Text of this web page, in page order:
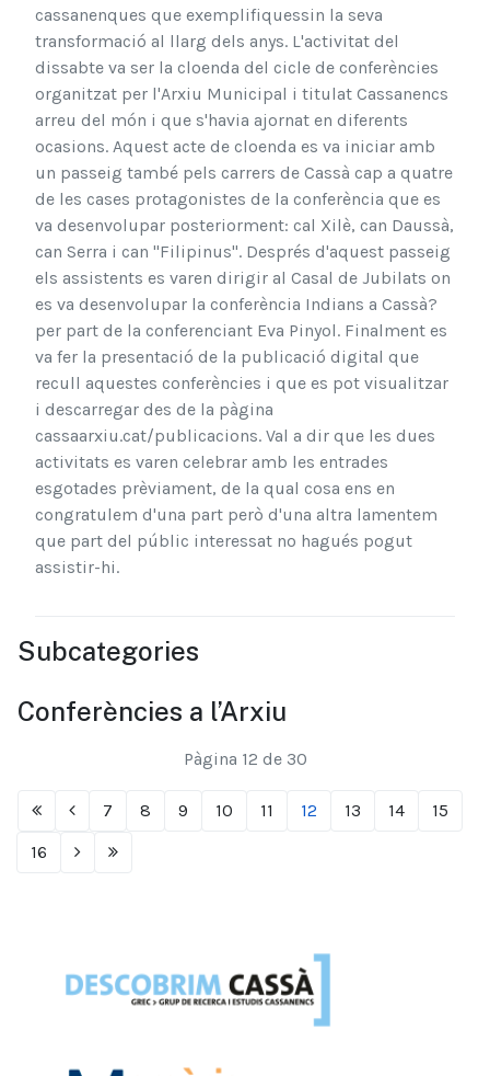
cassanenques que exemplifiquessin la seva
transformació al llarg dels anys. L'activitat del
dissabte va ser la cloenda del cicle de conferències
organitzat per l'Arxiu Municipal i titulat Cassanencs
arreu del món i que s'havia ajornat en diferents
ocasions. Aquest acte de cloenda es va iniciar amb
un passeig també pels carrers de Cassà cap a quatre
de les cases protagonistes de la conferència que es
va desenvolupar posteriorment: cal Xilè, can Daussà,
can Serra i can "Filipinus". Després d'aquest passeig
els assistents es varen dirigir al Casal de Jubilats on
es va desenvolupar la conferència Indians a Cassà?
per part de la conferenciant Eva Pinyol. Finalment es
va fer la presentació de la publicació digital que
recull aquestes conferències i que es pot visualitzar
i descarregar des de la pàgina
cassaarxiu.cat/publicacions. Val a dir que les dues
activitats es varen celebrar amb les entrades
esgotades prèviament, de la qual cosa ens en
congratulem d'una part però d'una altra lamentem
que part del públic interessat no hagués pogut
assistir-hi.
Subcategories
Conferències a l’Arxiu
Pàgina 12 de 30
7 8 9 10 11 12 13 14
15
16